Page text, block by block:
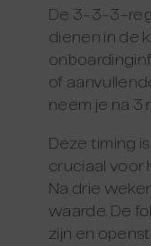
De 3-3-3-
dienen in de
of
neem je na 3
Deze timing
cruciaal voor
Na drie
waarde. De
zijn en